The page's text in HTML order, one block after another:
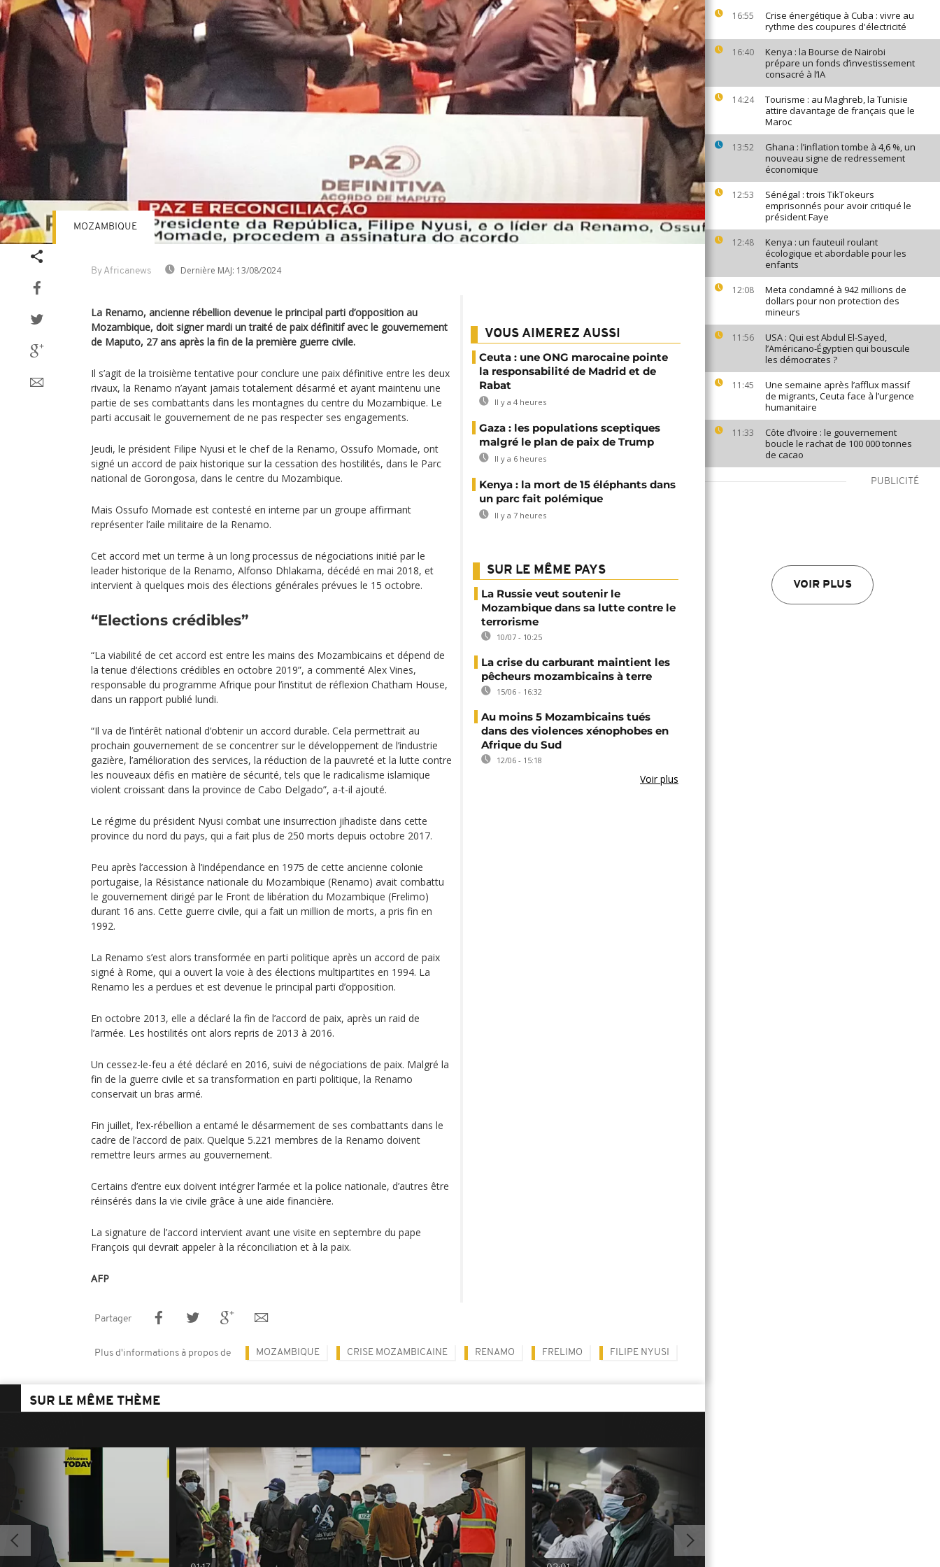
16:55
Crise énergétique à Cuba : vivre au
rythme des coupures d'électricité
16:40
Kenya : la Bourse de Nairobi
prépare un fonds d’investissement
consacré à l’IA
14:24
Tourisme : au Maghreb, la Tunisie
attire davantage de français que le
Maroc
13:52
Ghana : l’inflation tombe à 4,6 %, un
nouveau signe de redressement
économique
12:53
Sénégal : trois TikTokeurs
emprisonnés pour avoir critiqué le
président Faye
12:48
Kenya : un fauteuil roulant
écologique et abordable pour les
enfants
12:08
Meta condamné à 942 millions de
dollars pour non protection des
mineurs
11:56
USA : Qui est Abdul El-Sayed,
l’Américano-Égyptien qui bouscule
les démocrates ?
11:45
Une semaine après l’afflux massif
de migrants, Ceuta face à l’urgence
humanitaire
11:33
Côte d’Ivoire : le gouvernement
boucle le rachat de 100 000 tonnes
de cacao
PUBLICITÉ
VOIR PLUS
By Africanews Dernière MAJ: 13/08/2024
MOZAMBIQUE
La Renamo, ancienne rébellion devenue le principal parti d’opposition au
Mozambique, doit signer mardi un traité de paix définitif avec le gouvernement
de Maputo, 27 ans après la fin de la première guerre civile.
Il s’agit de la troisième tentative pour conclure une paix définitive entre les deux
rivaux, la Renamo n’ayant jamais totalement désarmé et ayant maintenu une
partie de ses combattants dans les montagnes du centre du Mozambique. Le
parti accusait le gouvernement de ne pas respecter ses engagements.
Jeudi, le président Filipe Nyusi et le chef de la Renamo, Ossufo Momade, ont
signé un accord de paix historique sur la cessation des hostilités, dans le Parc
national de Gorongosa, dans le centre du Mozambique.
Mais Ossufo Momade est contesté en interne par un groupe affirmant
représenter l’aile militaire de la Renamo.
Cet accord met un terme à un long processus de négociations initié par le
leader historique de la Renamo, Alfonso Dhlakama, décédé en mai 2018, et
intervient à quelques mois des élections générales prévues le 15 octobre.
“Elections crédibles”
“La viabilité de cet accord est entre les mains des Mozambicains et dépend de
la tenue d‘élections crédibles en octobre 2019”, a commenté Alex Vines,
responsable du programme Afrique pour l’institut de réflexion Chatham House,
dans un rapport publié lundi.
“Il va de l’intérêt national d’obtenir un accord durable. Cela permettrait au
prochain gouvernement de se concentrer sur le développement de l’industrie
gazière, l’amélioration des services, la réduction de la pauvreté et la lutte contre
les nouveaux défis en matière de sécurité, tels que le radicalisme islamique
violent croissant dans la province de Cabo Delgado”, a-t-il ajouté.
Le régime du président Nyusi combat une insurrection jihadiste dans cette
province du nord du pays, qui a fait plus de 250 morts depuis octobre 2017.
Peu après l’accession à l’indépendance en 1975 de cette ancienne colonie
portugaise, la Résistance nationale du Mozambique (Renamo) avait combattu
le gouvernement dirigé par le Front de libération du Mozambique (Frelimo)
durant 16 ans. Cette guerre civile, qui a fait un million de morts, a pris fin en
1992.
La Renamo s’est alors transformée en parti politique après un accord de paix
signé à Rome, qui a ouvert la voie à des élections multipartites en 1994. La
Renamo les a perdues et est devenue le principal parti d’opposition.
En octobre 2013, elle a déclaré la fin de l’accord de paix, après un raid de
l’armée. Les hostilités ont alors repris de 2013 à 2016.
Un cessez-le-feu a été déclaré en 2016, suivi de négociations de paix. Malgré la
fin de la guerre civile et sa transformation en parti politique, la Renamo
conservait un bras armé.
Fin juillet, l’ex-rébellion a entamé le désarmement de ses combattants dans le
cadre de l’accord de paix. Quelque 5.221 membres de la Renamo doivent
remettre leurs armes au gouvernement.
Certains d’entre eux doivent intégrer l’armée et la police nationale, d’autres être
réinsérés dans la vie civile grâce à une aide financière.
La signature de l’accord intervient avant une visite en septembre du pape
François qui devrait appeler à la réconciliation et à la paix.
AFP
VOUS AIMEREZ AUSSI
Ceuta : une ONG marocaine pointe
la responsabilité de Madrid et de
Rabat
Il y a 4 heures
Gaza : les populations sceptiques
malgré le plan de paix de Trump
Il y a 6 heures
Kenya : la mort de 15 éléphants dans
un parc fait polémique
Il y a 7 heures
SUR LE MÊME PAYS
La Russie veut soutenir le
Mozambique dans sa lutte contre le
terrorisme
10/07 - 10:25
La crise du carburant maintient les
pêcheurs mozambicains à terre
15/06 - 16:32
Au moins 5 Mozambicains tués
dans des violences xénophobes en
Afrique du Sud
12/06 - 15:18
Voir plus
Partager
Plus d'informations à propos de MOZAMBIQUE CRISE MOZAMBICAINE RENAMO FRELIMO FILIPE NYUSI
SUR LE MÊME THÈME